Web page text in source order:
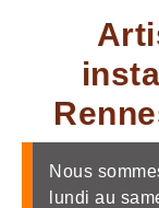
Nous
lundi au